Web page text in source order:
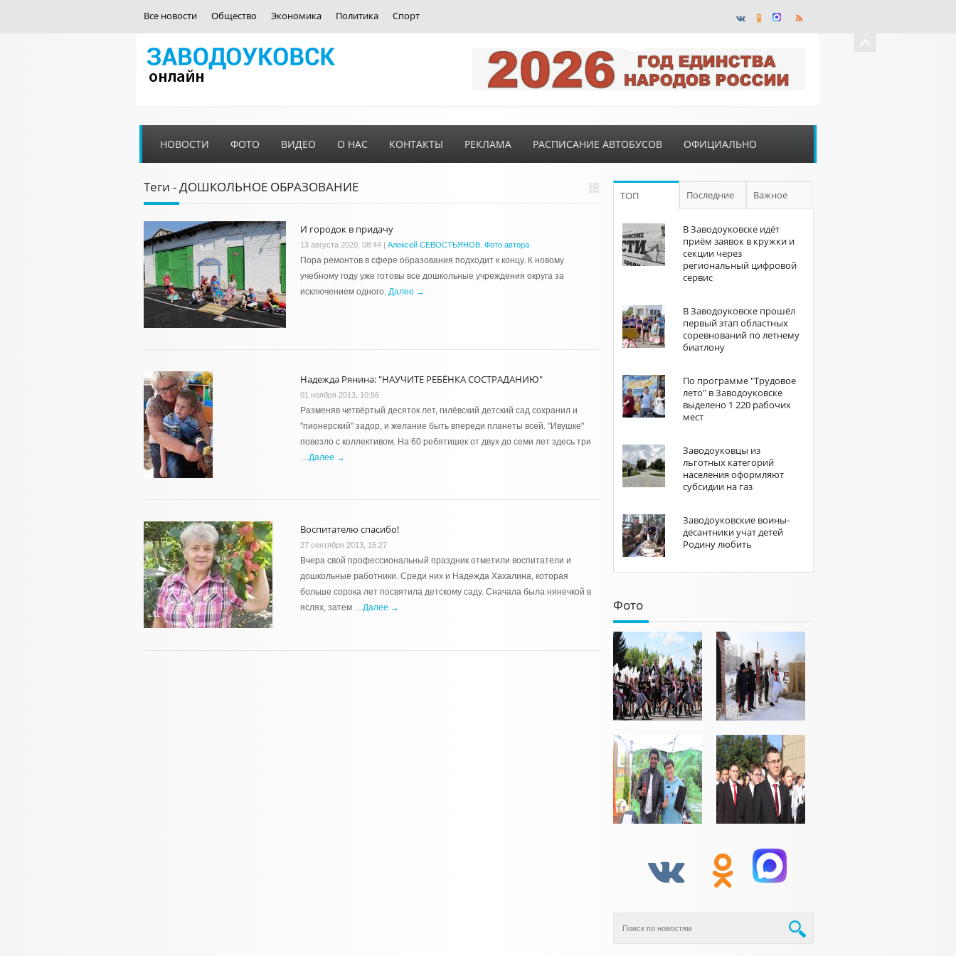
Все новости Общество Экономика Политика Спорт
НОВОСТИ ФОТО ВИДЕО О НАС КОНТАКТЫ РЕКЛАМА РАСПИСАНИЕ АВТОБУСОВ ОФИЦИАЛЬНО
Теги - ДОШКОЛЬНОЕ ОБРАЗОВАНИЕ
И городок в придачу
13 августа 2020, 08:44 | Алексей СЕВОСТЬЯНОВ. Фото автора
Пора ремонтов в сфере образования подходит к концу. К новому
учебному году уже готовы все дошкольные учреждения округа за
исключением одного. Далее →
Надежда Рянина: "НАУЧИТЕ РЕБЁНКА СОСТРАДАНИЮ"
01 ноября 2013, 10:56
Разменяв четвёртый десяток лет, гилёвский детский сад сохранил и
"пионерский" задор, и желание быть впереди планеты всей. "Ивушке"
повезло с коллективом. На 60 ребятишек от двух до семи лет здесь три
…Далее →
Воспитателю спасибо!
27 сентября 2013, 16:27
Вчера свой профессиональный праздник отметили воспитатели и
дошкольные работники. Среди них и Надежда Хахалина, которая
больше сорока лет посвятила детскому саду. Сначала была нянечкой в
яслях, затем …Далее →
ТОП Последние Важное
В Заводоуковске идёт
приём заявок в кружки и
секции через
региональный цифровой
сервис
В Заводоуковске прошёл
первый этап областных
соревнований по летнему
биатлону
По программе "Трудовое
лето" в Заводоуковске
выделено 1 220 рабочих
мест
Заводоуковцы из
льготных категорий
населения оформляют
субсидии на газ
Заводоуковские воины-
десантники учат детей
Родину любить
Фото